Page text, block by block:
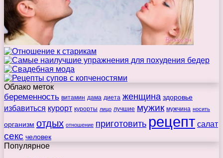
Облако меток
беременность витамин дама диета женщина здоровье
избавиться курорт курорты лицо лучшие мужик мужчина носить
организм отдых отношение приготовить рецепт салат
секс человек
Популярное